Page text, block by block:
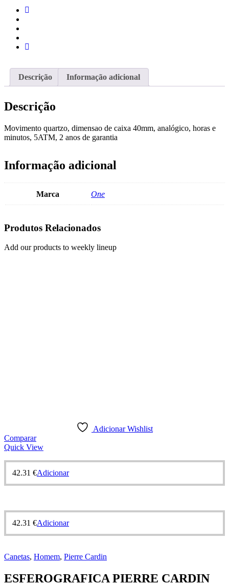
Descrição Informação adicional
Descrição
Movimento quartzo, dimensao de caixa 40mm, analógico, horas e
minutos, 5ATM, 2 anos de garantia
Informação adicional
Marca One
Produtos Relacionados
Add our products to weekly lineup
Adicionar Wishlist
Comparar
Quick View
42.31 €Adicionar
42.31 €Adicionar
Canetas, Homem, Pierre Cardin
ESFEROGRAFICA PIERRE CARDIN